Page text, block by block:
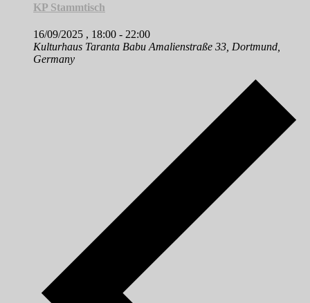
KP Stammtisch
16/09/2025 , 18:00 - 22:00
Kulturhaus Taranta Babu Amalienstraße 33, Dortmund,
Germany